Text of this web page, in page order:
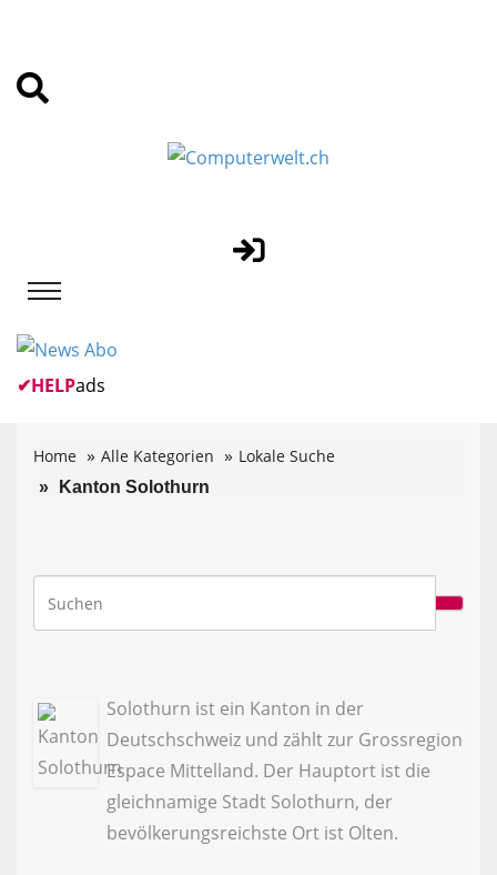
✔HELPads
Home Alle Kategorien Lokale Suche
Kanton Solothurn
Solothurn ist ein Kanton in der
Deutschschweiz und zählt zur Grossregion
Espace Mittelland. Der Hauptort ist die
gleichnamige Stadt Solothurn, der
bevölkerungsreichste Ort ist Olten.